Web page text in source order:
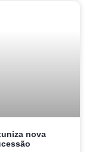
nova